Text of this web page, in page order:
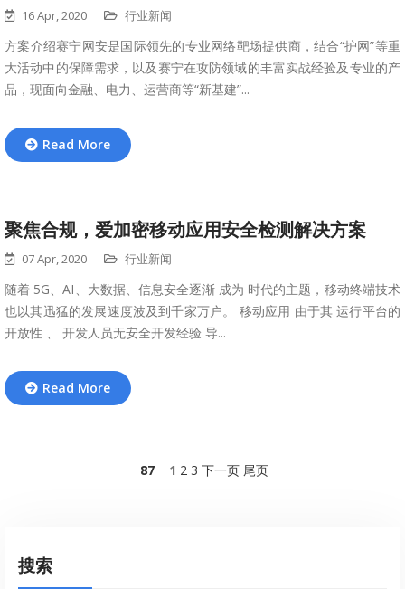
16 Apr, 2020 行业新闻
方案介绍赛宁网安是国际领先的专业网络靶场提供商，结合“护网”等重
大活动中的保障需求，以及赛宁在攻防领域的丰富实战经验及专业的产
品，现面向金融、电力、运营商等“新基建”...
Read More
聚焦合规，爱加密移动应用安全检测解决方案
07 Apr, 2020 行业新闻
随着 5G、AI、大数据、信息安全逐渐 成为 时代的主题，移动终端技术
也以其迅猛的发展速度波及到千家万户。 移动应用 由于其 运行平台的
开放性 、 开发人员无安全开发经验 导...
Read More
87 1 2 3 下一页 尾页
搜索